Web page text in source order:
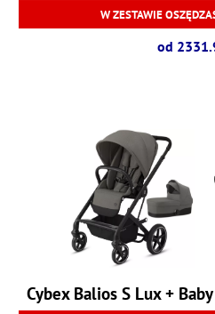
W ZESTAWIE
od
Cybex Balios S Lux +